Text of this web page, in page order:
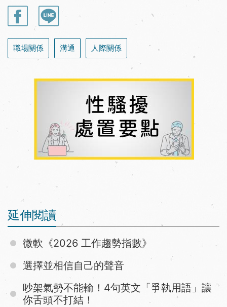
職場關係 溝通 人際關係
延伸閱讀
微軟《2026 工作趨勢指數》
選擇並相信自己的聲音
吵架氣勢不能輸！4句英文「爭執用語」讓
你舌頭不打結！